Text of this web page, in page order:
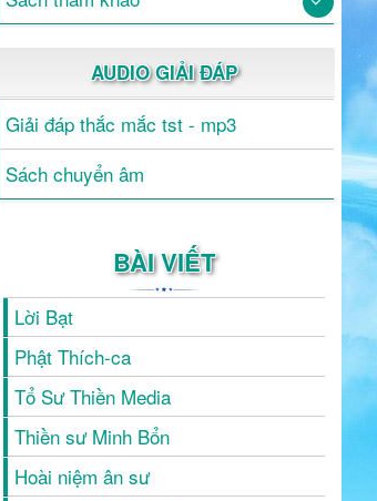
AUDIO GIẢI ĐÁP
Giải đáp thắc mắc tst - mp3
Sách chuyển âm
BÀI VIẾT
Lời Bạt
Phật Thích-ca
Tổ Sư Thiền Media
Thiền sư Minh Bổn
Hoài niệm ân sư